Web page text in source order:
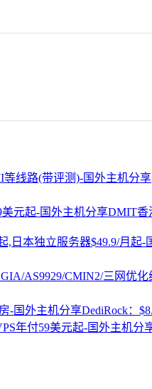
DMIT香
DediRock：